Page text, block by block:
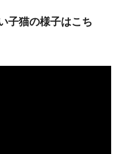
子猫の様子はこち